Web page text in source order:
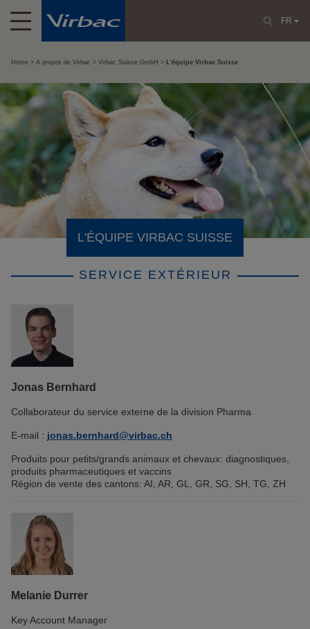
FR
Home A propos de Virbac Virbac Suisse GmbH L'équipe Virbac Suisse
L'ÉQUIPE VIRBAC SUISSE
SERVICE EXTÉRIEUR
Jonas Bernhard
Collaborateur du service externe de la division Pharma
E-mail : jonas.bernhard@virbac.ch
Produits pour petits/grands animaux et chevaux: diagnostiques,
produits pharmaceutiques et vaccins
Région de vente des cantons: AI, AR, GL, GR, SG, SH, TG, ZH
Melanie Durrer
Key Account Manager